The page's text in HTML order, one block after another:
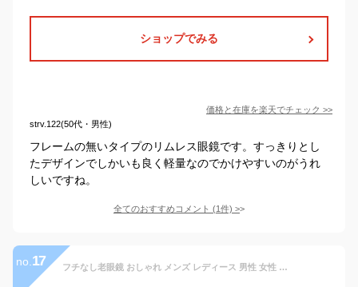
ショップでみる
価格と在庫を楽天でチェック >>
strv.122(50代・男性)
フレームの無いタイプのリムレス眼鏡です。すっきりとし
たデザインでしかいも良く軽量なのでかけやすいのがうれ
しいですね。
全てのおすすめコメント (1件) >
no. 17 フチなし老眼鏡 おしゃれ メンズ レディース 男性 女性 ツーポイント リムレス リーディンググラス シニアグラス ブルーライトカット 超軽量 軽い ケース付き I4U-R1001 2001 eyeforyou アイフォーユー